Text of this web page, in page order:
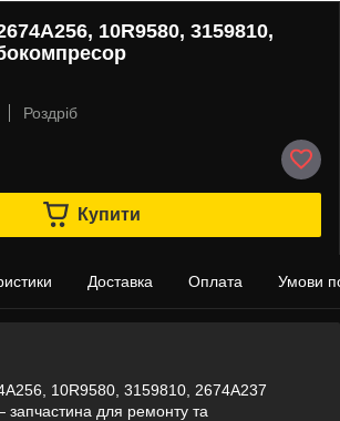
10R9580, 3159810,
Роздріб
Купити
Доставка Оплата Умови
10R9580, 3159810, 2674A237
для ремонту та